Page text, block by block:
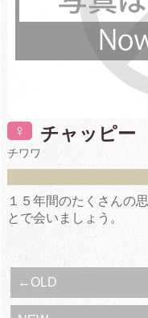
♀ チャッピー
チワワ
１５年間のたくさんの
とで会いましょう。
←OLD